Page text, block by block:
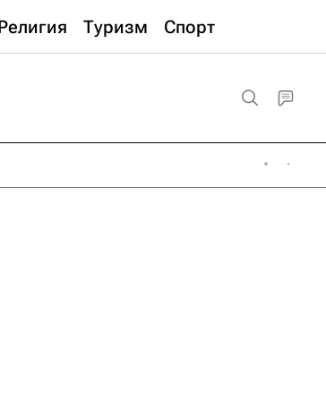
Туризм Спорт